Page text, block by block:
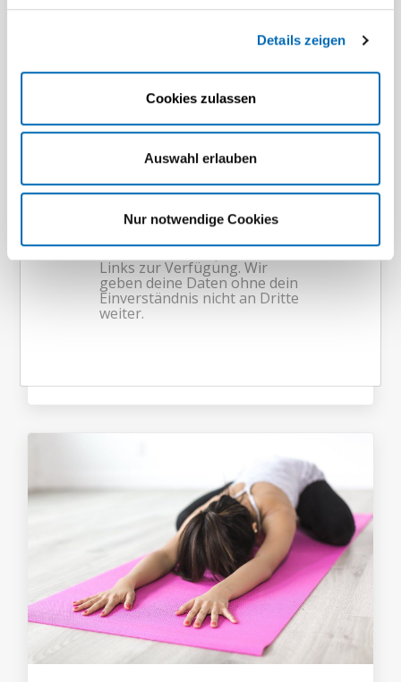
Details zeigen
Cookies zulassen
Auswahl erlauben
Nur notwendige Cookies
Sport­stätten
Wir über­zeugen mit erst­klas­sigen
Sport­stätten, darunter unsere Mehr­
feld­sport­hallen, Schwimm­hallen und